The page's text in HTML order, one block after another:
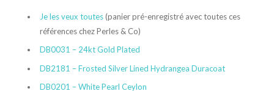
Je les veux toutes(panier pré-enregistré avec toutes ces
références chez Perles & Co)
DB0031 – 24kt Gold Plated
DB2181 – Frosted Silver Lined Hydrangea Duracoat
DB0201 – White Pearl Ceylon